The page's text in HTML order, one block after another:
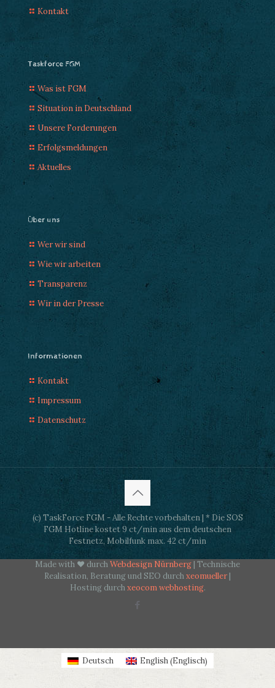
Kontakt
Taskforce FGM
Was ist FGM
Situation in Deutschland
Unsere Forderungen
Erfolgsmeldungen
Aktuelles
Über uns
Wer wir sind
Wie wir arbeiten
Transparenz
Wir in der Presse
Informationen
Kontakt
Impressum
Datenschutz
(c) TaskForce FGM - Alle Rechte vorbehalten | * Die SOS
FGM Hotline kostet 9 ct/min aus dem deutschen
Festnetz, Mobilfunk max. 42 ct/min
Made with ♥ durchWebdesign Nürnberg | Technische
Realisation, Beratung und SEO durchxeomueller |
Hosting durchxeocom webhosting.
Deutsch English(Englisch)